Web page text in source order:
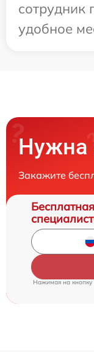
сотрудник
удобное
Нужна
Закажите
Нажимая на кнопку